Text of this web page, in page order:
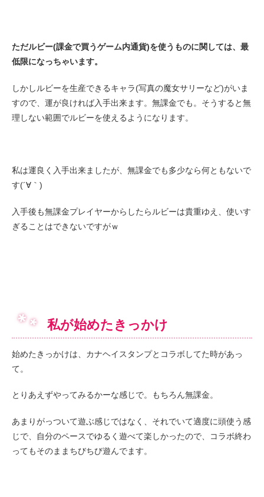
ただルビー(課金で買うゲーム内通貨)を使うものに関しては、最
低限になっちゃいます。
しかしルビーを生産できるキャラ(写真の魔女サリーなど)がいま
すので、運が良ければ入手出来ます。無課金でも。そうすると無
理しない範囲でルビーを使えるようになります。
私は運良く入手出来ましたが、無課金でも多少なら何ともないで
す(´∀｀)
入手後も無課金プレイヤーからしたらルビーは貴重ゆえ、使いす
ぎることはできないですがｗ
私が始めたきっかけ
始めたきっかけは、カナヘイスタンプとコラボしてた時があっ
て。
とりあえずやってみるかーな感じで。もちろん無課金。
あまりがっついて遊ぶ感じではなく、それでいて適度に頭使う感
じで、自分のペースでゆるく遊べて楽しかったので、コラボ終わ
ってもそのままちびちび遊んでます。